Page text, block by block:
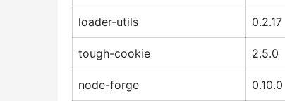
loader-utils 0.2.17
tough-cookie 2.5.0
node-forge 0.10.0